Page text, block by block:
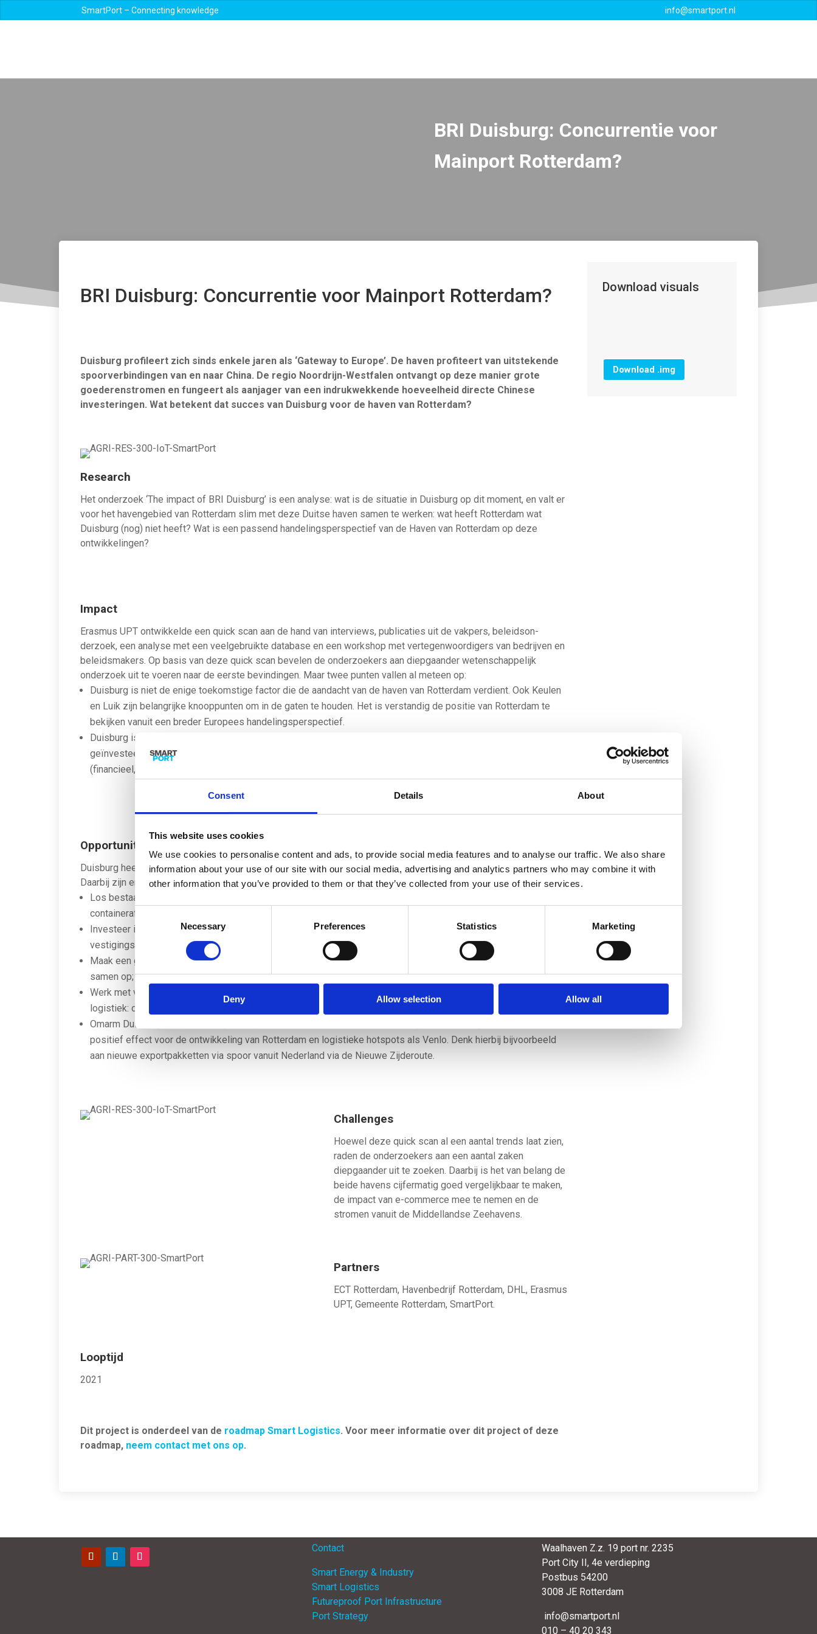
Consent Details About
This website uses cookies
We use cookies to personalise content and ads, to provide social media features and to analyse our traffic. We also share
information about your use of our site with our social media, advertising and analytics partners who may combine it with
other information that you’ve provided to them or that they’ve collected from your use of their services.
Consent
Selection
Necessary Preferences Statistics Marketing
Deny Allow selection Allow all
SmartPort – Connecting knowledge info@smartport.nl
BRI Duisburg: Concurrentie voor
Mainport Rotterdam?
BRI Duisburg: Concurrentie voor Mainport Rotterdam?
Duisburg profileert zich sinds enkele jaren als ‘Gateway to Europe’. De haven profiteert van uitstekende
spoorverbindingen van en naar China. De regio Noordrijn-Westfalen ontvangt op deze manier grote
goederenstromen en fungeert als aanjager van een indrukwekkende hoeveelheid directe Chinese
investeringen. Wat betekent dat succes van Duisburg voor de haven van Rotterdam?
Research
Het onderzoek ‘The impact of BRI Duisburg’ is een analyse: wat is de situatie in Duisburg op dit moment, en valt er
voor het havengebied van Rotterdam slim met deze Duitse haven samen te werken: wat heeft Rotterdam wat
Duisburg (nog) niet heeft? Wat is een passend handelingsperspectief van de Haven van Rotterdam op deze
ontwikkelingen?
Impact
​Erasmus UPT ontwikkelde een quick scan aan de hand van interviews, publicaties uit de vakpers, beleidson­
derzoek, een analyse met een veelgebruikte database en een workshop met vertegenwoordigers van bedrijven en
beleidsmakers. Op basis van deze quick scan bevelen de onderzoekers aan diepgaander wetenschappelijk
onderzoek uit te voeren naar de eerste bevindingen. Maar twee punten vallen al meteen op:
Duisburg is niet de enige toekomstige factor die de aandacht van de haven van Rotterdam verdient. Ook Keulen
en Luik zijn belangrijke knooppunten om in de gaten te houden. Het is verstandig de positie van Rotterdam te
bekijken vanuit een breder Europees handelingsperspectief.
Duisburg is weliswaar sterk gegroeid als logistiek knooppunt, met terminals en bedrijventerreinen, en heeft flink
geïnvesteerd in de ketenregie. Maar van een ontwikkeling naar meer hoogwaardige, kennisintensieve diensten
(financieel, juridisch, verzekeringen) is in Duisburg is (nog) geen sprake.
Opportunities
Duisburg heeft een sterke positie opgebouwd met de komst van BRI en de Nieuwe Zijderoute naar het oosten.
Daarbij zijn er zéker kansen voor Rotterdam. De onderzoekers doen deze aanbevelingen:
Los bestaande bottlenecks in Rotterdam en Nederland als distribu­tieland op, zoals de congestie in de
containerafhandeling in de Rotterdamse haven en de stikstofcrisis;
Investeer in kennis en digitalisering als unieke, sterke punten van logistiek Nederland en in het logistieke
vestigingsklimaat;
Maak een goede afweging van hoe Nederland wil omgaan met Chinese investe­ringen in ons land, trek hierin
samen op;
Werk met verschillende partijen samen aan een beleidspakket voor de Nederlandse concurrentiepositie in de
logistiek: de overheid op verschillende niveaus, brancheorganisaties en bedrijfsleven;
Omarm Duisburg als een strategische partner van Rotterdam, want investeringen in Duisburg hebben ook een
positief effect voor de ontwikkeling van Rotterdam en logistieke hotspots als Venlo. Denk hierbij bijvoorbeeld
aan nieuwe exportpakketten via spoor vanuit Nederland via de Nieuwe Zijderoute.
Challenges
Hoewel deze quick scan al een aantal trends laat zien,
raden de onderzoekers aan een aantal zaken
diepgaander uit te zoeken. Daarbij is het van belang de
beide havens cijfermatig goed vergelijkbaar te maken,
de impact van e-commerce mee te nemen en de
stromen vanuit de Middellandse Zeehavens.
Partners
ECT Rotterdam, Havenbedrijf Rotterdam, DHL, Erasmus
UPT, Gemeente Rotterdam, SmartPort.
Looptijd
2021
Dit project is onderdeel van de roadmap Smart Logistics. Voor meer informatie over dit project of deze
roadmap, neem contact met ons op.
Download visuals
Download .img
Contact
Smart Energy & Industry
Smart Logistics
Futureproof Port Infrastructure
Port Strategy
Waalhaven Z.z. 19 port nr. 2235
Port City II, 4e verdieping
Postbus 54200
3008 JE Rotterdam
info@smartport.nl
010 – 40 20 343